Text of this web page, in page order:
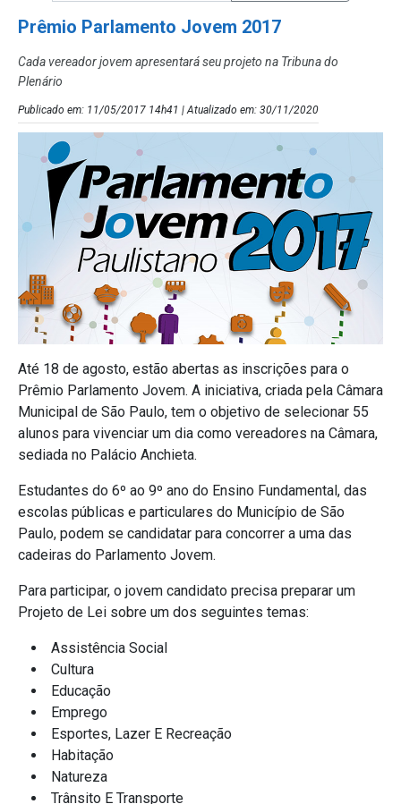
Prêmio Parlamento Jovem 2017
Cada vereador jovem apresentará seu projeto na Tribuna do
Plenário
Publicado em: 11/05/2017 14h41 | Atualizado em: 30/11/2020
Até 18 de agosto, estão abertas as inscrições para o
Prêmio Parlamento Jovem. A iniciativa, criada pela Câmara
Municipal de São Paulo, tem o objetivo de selecionar 55
alunos para vivenciar um dia como vereadores na Câmara,
sediada no Palácio Anchieta.
Estudantes do 6º ao 9º ano do Ensino Fundamental, das
escolas públicas e particulares do Município de São
Paulo, podem se candidatar para concorrer a uma das
cadeiras do Parlamento Jovem.
Para participar, o jovem candidato precisa preparar um
Projeto de Lei sobre um dos seguintes temas:
Assistência Social
Cultura
Educação
Emprego
Esportes, Lazer E Recreação
Habitação
Natureza
Trânsito E Transporte